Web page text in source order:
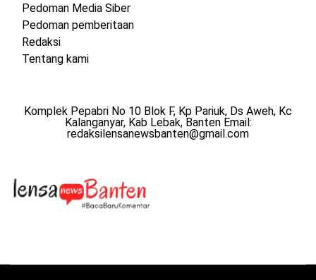
Pedoman Media Siber
Pedoman pemberitaan
Redaksi
Tentang kami
Komplek Pepabri No 10 Blok F, Kp Pariuk, Ds Aweh, Kc
Kalanganyar, Kab Lebak, Banten Email:
redaksilensanewsbanten@gmail.com